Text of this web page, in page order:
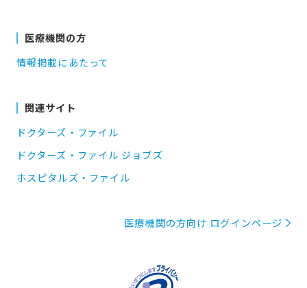
医療機関の方
情報掲載にあたって
関連サイト
ドクターズ・ファイル
ドクターズ・ファイル ジョブズ
ホスピタルズ・ファイル
医療機関の方向け ログインページ